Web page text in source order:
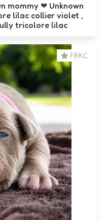
mommy ❤ Unknown
lilac collier violet ,
tricolore lilac
FBKC